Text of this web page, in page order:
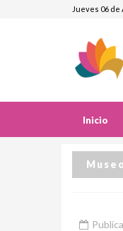
Jueves 06 de
Inicio